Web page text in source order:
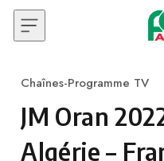
Skip to content
Category
Chaînes-Programme TV
JM Oran
Algérie –